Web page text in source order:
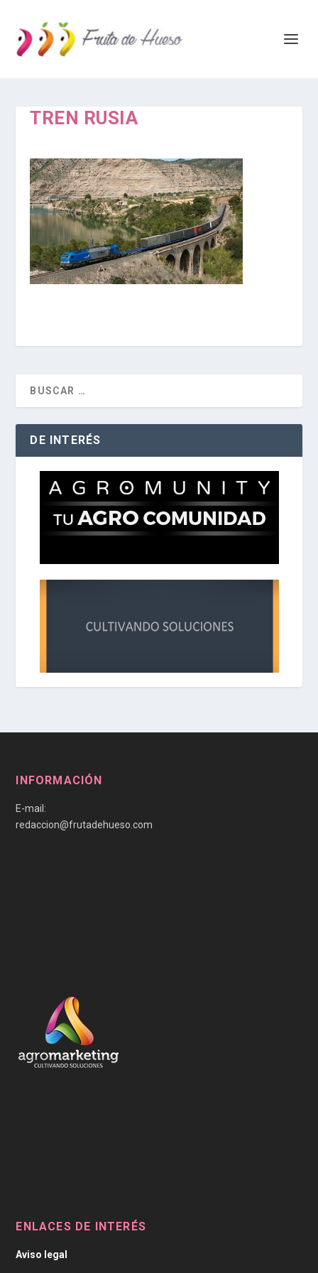
TREN RUSIA
DE INTERÉS
INFORMACIÓN
E-mail:
redaccion@frutadehueso.com
ENLACES DE INTERÉS
Aviso legal